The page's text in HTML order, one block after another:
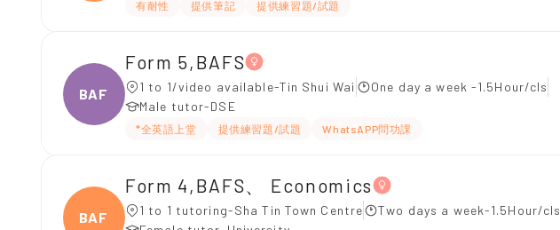
有耐性 提供筆記 提供練習題/試題
BAFS
Form 5,BAFS
1 to 1/video available-Tin Shui Wai
One day a week -1.5Hour/cls
Male tutor-DSE
*全英語上堂 提供練習題/試題 WhatsAPP問功課
BAFS、
Form 4,BAFS、 Economics
1 to 1 tutoring-Sha Tin Town Centre
Two days a week-1.5Hour/cls